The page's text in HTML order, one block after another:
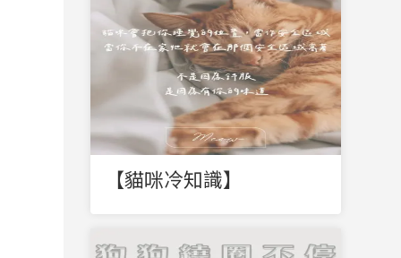
【貓咪冷知識】